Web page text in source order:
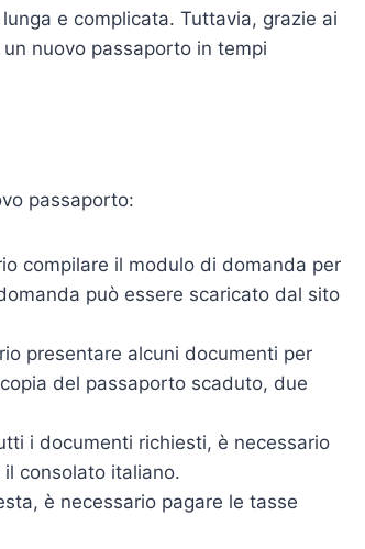
e complicata. Tuttavia, grazie ai
nuovo passaporto in tempi
passaporto:
compilare il modulo di domanda per
può essere scaricato dal sito
presentare alcuni documenti per
del passaporto scaduto, due
i documenti richiesti, è necessario
consolato italiano.
è necessario pagare le tasse